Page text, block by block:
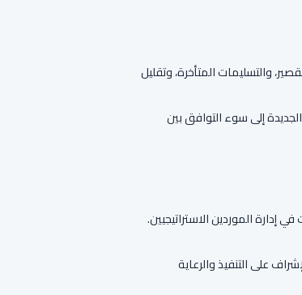
والتسليمات المتأخرة، وتقليل
إلى سوء التوافق بين
إدارة الموردين الاستراتيجيين.
على التنفيذ والرعاية